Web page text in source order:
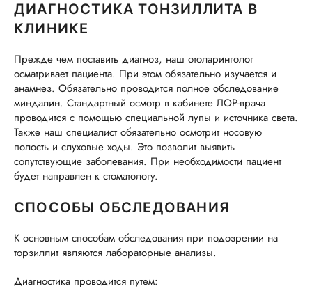
ДИАГНОСТИКА ТОНЗИЛЛИТА В
КЛИНИКЕ
Прежде чем поставить диагноз, наш отоларинголог
осматривает пациента. При этом обязательно изучается и
анамнез. Обязательно проводится полное обследование
миндалин. Стандартный осмотр в кабинете ЛОР-врача
проводится с помощью специальной лупы и источника света.
Также наш специалист обязательно осмотрит носовую
полость и слуховые ходы. Это позволит выявить
сопутствующие заболевания. При необходимости пациент
будет направлен к стоматологу.
СПОСОБЫ ОБСЛЕДОВАНИЯ
К основным способам обследования при подозрении на
торзиллит являются лабораторные анализы.
Диагностика проводится путем: